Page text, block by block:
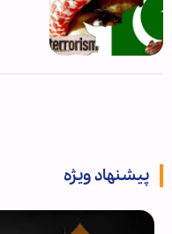
پیشنهاد ویژه